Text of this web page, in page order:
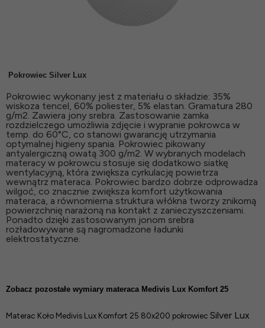
Pokrowiec Silver Lux
Pokrowiec wykonany jest z materiału o składzie: 35%
wiskoza tencel, 60% poliester, 5% elastan. Gramatura 280
g/m2. Zawiera jony srebra. Zastosowanie zamka
rozdzielczego umożliwia zdjęcie i wypranie pokrowca w
temp. do 60°C, co stanowi gwarancję utrzymania
optymalnej higieny spania. Pokrowiec pikowany
antyalergiczną owatą 300 g/m2. W wybranych modelach
materacy w pokrowcu stosuje się dodatkowo siatkę
wentylacyjną, która zwiększa cyrkulację powietrza
wewnątrz materaca. Pokrowiec bardzo dobrze odprowadza
wilgoć, co znacznie zwiększa komfort użytkowania
materaca, a równomierna struktura włókna tworzy znikomą
powierzchnię narażoną na kontakt z zanieczyszczeniami.
Ponadto dzięki zastosowanym jonom srebra
rozładowywane są nagromadzone ładunki
elektrostatyczne.
Zobacz pozostałe wymiary materaca Medivis Lux Komfort 25
Materac Koło Medivis Lux Komfort 25 80x200 pokrowiec Silver Lux